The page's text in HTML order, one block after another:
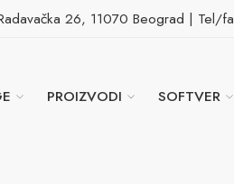
26, 11070 Beograd | Tel/
PROIZVODI SOFTVER